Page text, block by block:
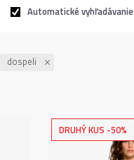
Automatické vyhľadávanie
dospeli
DRUHÝ KUS -50%